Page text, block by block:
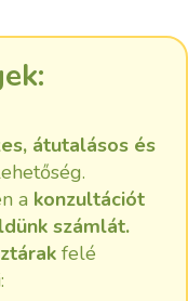
átutalásos és
a konzultációt
számlát.
felé